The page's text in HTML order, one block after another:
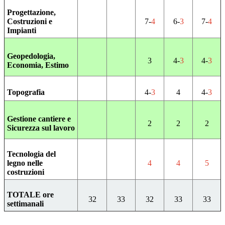
Progettazione,
Costruzioni e
Impianti
7-4 6-3 7-4
Geopedologia,
Economia, Estimo
3 4-3 4-3
Topografia 4-3 4 4-3
Gestione cantiere e
Sicurezza sul lavoro
2 2 2
Tecnologia del
legno nelle
costruzioni
4 4 5
TOTALE ore
settimanali
32 33 32 33 33